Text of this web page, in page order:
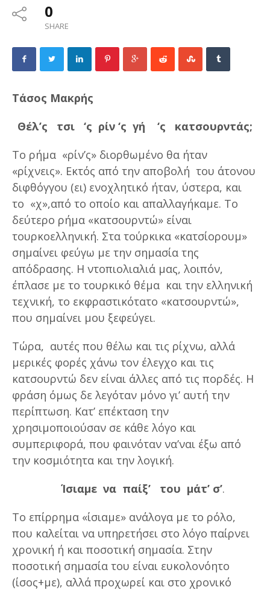
0
SHARE
Τάσος Μακρής
Θέλ’ς τσι ‘ς ρίν ‘ς γή ‘ς κατσουρντάς;
Το ρήμα «ρίν’ς» διορθωμένο θα ήταν
«ρίχνεις». Εκτός από την αποβολή του άτονου
διφθόγγου (ει) ενοχλητικό ήταν, ύστερα, και
το «χ»,από το οποίο και απαλλαγήκαμε. Το
δεύτερο ρήμα «κατσουρντώ» είναι
τουρκοελληνική. Στα τούρκικα «κατσίορουμ»
σημαίνει φεύγω με την σημασία της
απόδρασης. Η ντοπιολιαλιά μας, λοιπόν,
έπλασε με το τουρκικό θέμα και την ελληνική
τεχνική, το εκφραστικότατο «κατσουρντώ»,
που σημαίνει μου ξεφεύγει.
Τώρα, αυτές που θέλω και τις ρίχνω, αλλά
μερικές φορές χάνω τον έλεγχο και τις
κατσουρντώ δεν είναι άλλες από τις πορδές. H
φράση όμως δε λεγόταν μόνο γι’ αυτή την
περίπτωση. Κατ’ επέκταση την
χρησιμοποιούσαν σε κάθε λόγο και
συμπεριφορά, που φαινόταν να’ναι έξω από
την κοσμιότητα και την λογική.
Ίσιαμε να παίξ’ του μάτ’ σ’.
Το επίρρημα «ίσιαμε» ανάλογα με το ρόλο,
που καλείται να υπηρετήσει στο λόγο παίρνει
χρονική ή και ποσοτική σημασία. Στην
ποσοτική σημασία του είναι ευκολονόητο
(ίσος+με), αλλά προχωρεί και στο χρονικό